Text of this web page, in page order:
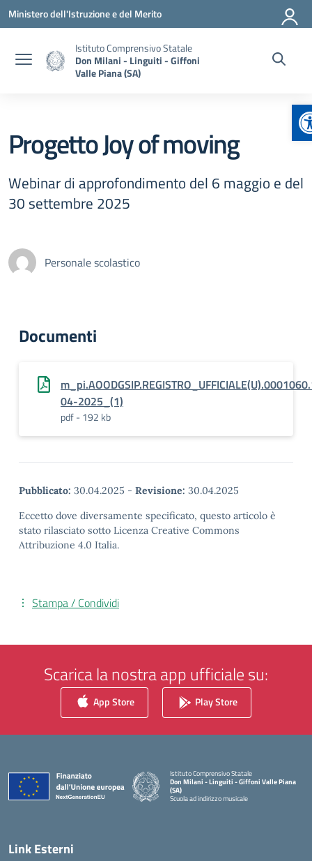
Vai ai contenuti
Vai al menu di navigazione
Vai al footer
Ministero dell'Istruzione e del Merito
Istituto Comprensivo Statale
Don Milani - Linguiti - Giffoni
Valle Piana (SA)
Progetto Joy of moving
Webinar di approfondimento del 6 maggio e del
30 settembre 2025
Personale scolastico
Documenti
04-2025_(1)
pdf - 192 kb
Pubblicato: 30.04.2025 - Revisione: 30.04.2025
Eccetto dove diversamente specificato, questo articolo è
stato rilasciato sotto Licenza Creative Commons
Attribuzione 4.0 Italia.
Stampa / Condividi
Scarica la nostra app ufficiale su:
App Store Play Store
Istituto Comprensivo Statale
Don Milani - Linguiti - Giffoni Valle Piana
(SA)
Scuola ad indirizzo musicale
Link Esterni